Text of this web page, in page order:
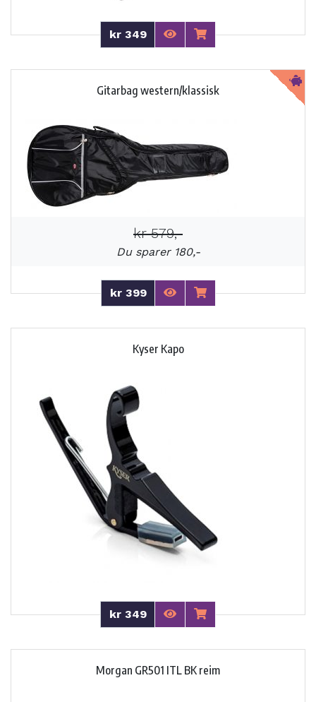
kr 349
Gitarbag western/klassisk
kr 579,-
Du sparer 180,-
kr 399
Kyser Kapo
kr 349
Morgan GR501 ITL BK reim